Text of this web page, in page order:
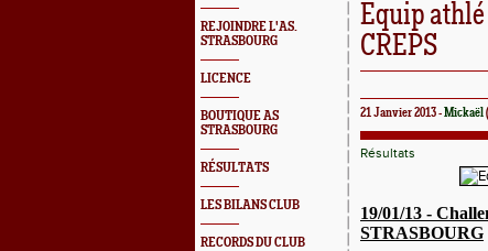
REJOINDRE L'AS.
STRASBOURG
LICENCE
BOUTIQUE AS
STRASBOURG
RÉSULTATS
LES BILANS CLUB
RECORDS DU CLUB
Equip
CREPS
21 Janvier 2013 -Mickaël
Résultats
19/01/13 -
STRASBOURG